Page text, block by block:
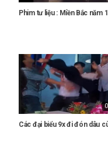
Phim tư liệu : Miền Bắc năm
Các đại biểu 9x đi đón dâu